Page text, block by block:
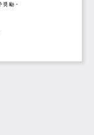
議決不再給予獎
金。
辦理。
過後，自發布日